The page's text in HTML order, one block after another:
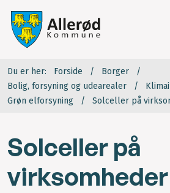
Du er her: Forside
Borger
Bolig, forsyning og udearealer
Grøn elforsyning
Solceller på
Solceller på
virksomheder